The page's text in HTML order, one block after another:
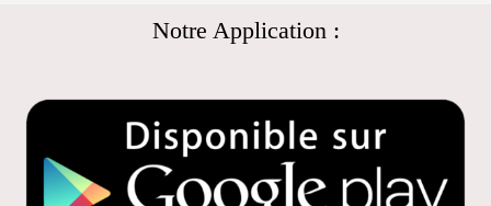
Notre Application :